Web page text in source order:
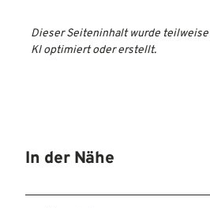
Dieser Seiteninhalt wurde
KI optimiert oder erstellt.
In der Nähe